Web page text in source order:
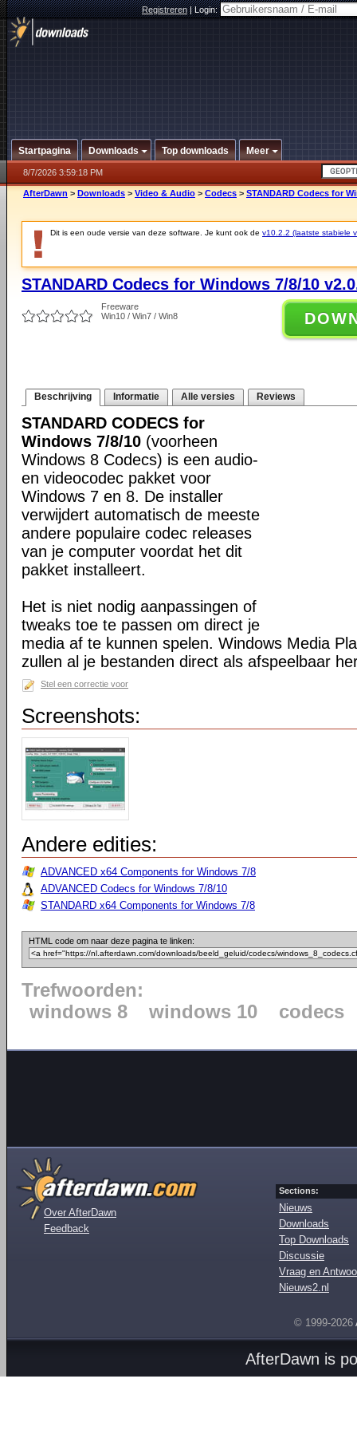
Registreren|Login:
Startpagina Downloads Top downloads Meer
8/7/2026 3:59:18 PM
AfterDawn > Downloads > Video & Audio > Codecs > STANDARD Codecs for
Dit is een oude versie van deze software. Je kunt ook de v10.2.2 (laatste stabiele
STANDARD Codecs for Windows 7/8/10
Freeware
Win10 / Win7 / Win8
Beschrijving Informatie Alle versies Reviews
STANDARD CODECS for
Windows 7/8/10 (voorheen
Windows 8 Codecs) is een audio-
en videocodec pakket voor
Windows 7 en 8. De installer
verwijdert automatisch de meeste
andere populaire codec releases
van je computer voordat het dit
pakket installeert.
Het is niet nodig aanpassingen of
tweaks toe te passen om direct je
media af te kunnen spelen. Windows Media
zullen al je bestanden direct als afspeelbaar
Stel een correctie voor
Screenshots:
Andere edities:
ADVANCED x64 Components for Windows 7/8
ADVANCED Codecs for Windows 7/8/10
STANDARD x64 Components for Windows 7/8
HTML code om naar deze pagina te linken:
Trefwoorden:
windows 8
windows 10 codecs
Over AfterDawn
Feedback
Sections:
Nieuws
Downloads
Top Downloads
Discussie
Vraag en
Nieuws2.nl
© 1999-2026
AfterDawn is